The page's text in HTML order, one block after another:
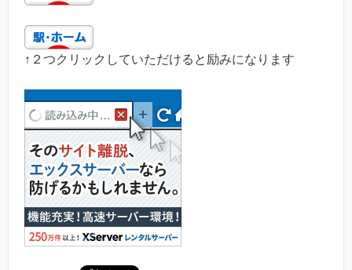
↑２つクリックしていただけると励みになります